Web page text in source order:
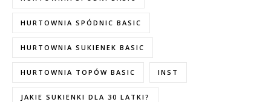
HURTOWNIA SPÓDNIC BASIC
HURTOWNIA SUKIENEK BASIC
HURTOWNIA TOPÓW BASIC INST
JAKIE SUKIENKI DLA 30 LATKI?